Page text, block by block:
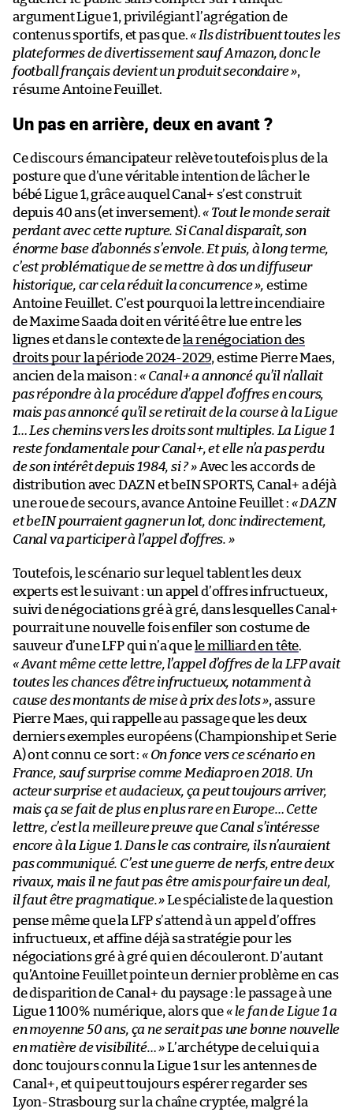
argument Ligue 1, privilégiant l’agrégation de
contenus sportifs, et pas que.« Ils distribuent toutes les
plateformes de divertissement sauf Amazon, donc le
football français devient un produit secondaire »,
résume Antoine Feuillet.
Un pas en arrière, deux en avant ?
Ce discours émancipateur relève toutefois plus de la
posture que d’une véritable intention de lâcher le
bébé Ligue 1, grâce auquel Canal+ s’est construit
depuis 40 ans (et inversement).« Tout le monde serait
perdant avec cette rupture. Si Canal disparaît, son
énorme base d’abonnés s’envole. Et puis, à long terme,
c’est problématique de se mettre à dos un diffuseur
historique, car cela réduit la concurrence », estime
Antoine Feuillet. C’est pourquoi la lettre incendiaire
de Maxime Saada doit en vérité être lue entre les
lignes et dans le contexte de la renégociation des
droits pour la période 2024-2029, estime Pierre Maes,
ancien de la maison :« Canal+ a annoncé qu’il n’allait
pas répondre à la procédure d’appel d’offres en cours,
mais pas annoncé qu’il se retirait de la course à la Ligue
1… Les chemins vers les droits sont multiples. La Ligue 1
reste fondamentale pour Canal+, et elle n’a pas perdu
de son intérêt depuis 1984, si ? »Avec les accords de
distribution avec DAZN et beIN SPORTS, Canal+ a déjà
une roue de secours, avance Antoine Feuillet : « DAZN
et beIN pourraient gagner un lot, donc indirectement,
Canal va participer à l’appel d’offres. »
Toutefois, le scénario sur lequel tablent les deux
experts est le suivant : un appel d’offres infructueux,
suivi de négociations gré à gré, dans lesquelles Canal+
pourrait une nouvelle fois enfiler son costume de
sauveur d’une LFP qui n’a que le milliard en tête.
« Avant même cette lettre, l’appel d’offres de la LFP avait
toutes les chances d’être infructueux, notamment à
cause des montants de mise à prix des lots », assure
Pierre Maes, qui rappelle au passage que les deux
derniers exemples européens (Championship et Serie
A) ont connu ce sort : « On fonce vers ce scénario en
France, sauf surprise comme Mediapro en 2018. Un
acteur surprise et audacieux, ça peut toujours arriver,
mais ça se fait de plus en plus rare en Europe… Cette
lettre, c’est la meilleure preuve que Canal s’intéresse
encore à la Ligue 1. Dans le cas contraire, ils n’auraient
pas communiqué. C’est une guerre de nerfs, entre deux
rivaux, mais il ne faut pas être amis pour faire un deal,
il faut être pragmatique.»Le spécialiste de la question
pense même que la LFP s’attend à un appel d’offres
infructueux, et affine déjà sa stratégie pour les
négociations gré à gré qui en découleront. D’autant
qu’Antoine Feuillet pointe un dernier problème en cas
de disparition de Canal+ du paysage : le passage à une
Ligue 1 100% numérique, alors que« le fan de Ligue 1 a
en moyenne 50 ans, ça ne serait pas une bonne nouvelle
en matière de visibilité… »L’archétype de celui qui a
donc toujours connu la Ligue 1 sur les antennes de
Canal+, et qui peut toujours espérer regarder ses
Lyon-Strasbourg sur la chaîne cryptée, malgré la